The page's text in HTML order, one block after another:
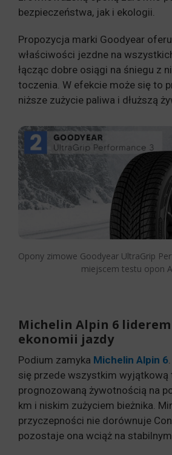
bezpieczeństwa, jak i ekologii.
Propozycja marki Goodyear
właściwości jezdne na
łącząc dobre osiągi na śniegu z
toczenia. W efekcie może się to
niższe zużycie paliwa i dłuższą
Opony zimowe Goodyear UltraGrip
miejscem testu opon
Michelin Alpin 6
ekonomii jazdy
Podium zamyka Michelin Alpin 6
się przede wszystkim wyjątkową
prognozowaną żywotnością na
km i niskim zużyciem bieżnika.
przyczepności nie dorównuje
pozostaje ona wciąż na